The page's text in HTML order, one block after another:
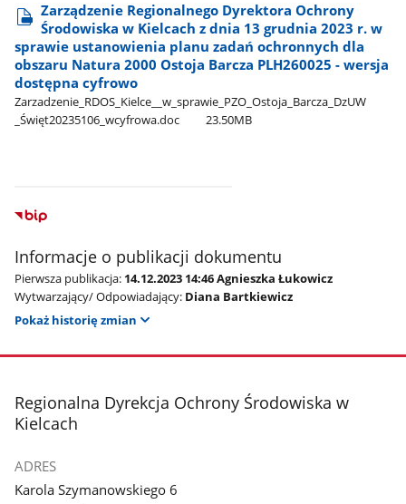
Zarządzenie Regionalnego Dyrektora Ochrony
Środowiska w Kielcach z dnia 13 grudnia 2023 r. w
sprawie ustanowienia planu zadań ochronnych dla
obszaru Natura 2000 Ostoja Barcza PLH260025 - wersja
dostępna cyfrowo
Zarzadzenie​_RDOS​_Kielce​_​_w​_sprawie​_PZO​_Ostoja​_Barcza​_DzUW​
_Święt20235106​_wcyfrowa.doc
23.50MB
Informacje o publikacji dokumentu
Pierwsza publikacja: 14.12.2023 14:46 Agnieszka Łukowicz
Wytwarzający/ Odpowiadający: Diana Bartkiewicz
Pokaż historię zmian
stopka
Regionalna Dyrekcja Ochrony Środowiska w
Kielcach
ADRES
Karola Szymanowskiego 6